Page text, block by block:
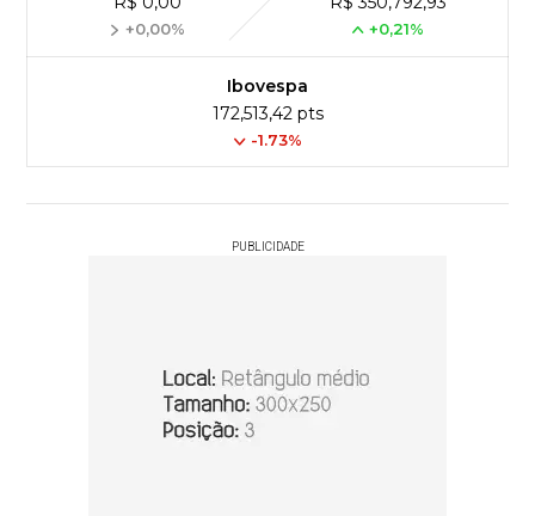
+0,00% +0,21%
Ibovespa
172,513,42 pts
-1.73%
PUBLICIDADE